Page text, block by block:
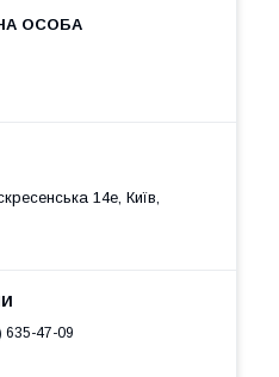
14е, Київ,
635-47-09